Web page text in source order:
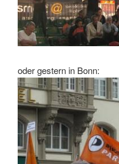
oder gestern in Bonn: